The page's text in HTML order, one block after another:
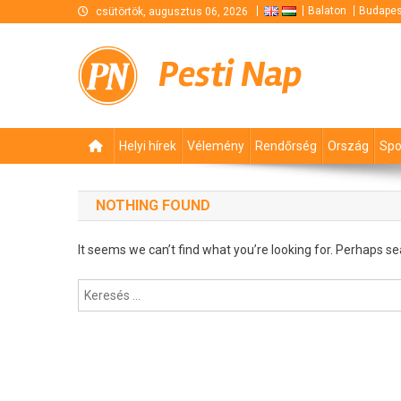
csütörtök, augusztus 06, 2026 Balaton
Pesti Nap
Helyi hírek Vélemény Rendőrség Ország
NOTHING FOUND
It seems we can’t find what you’re looking for. Perhaps
Keresés: